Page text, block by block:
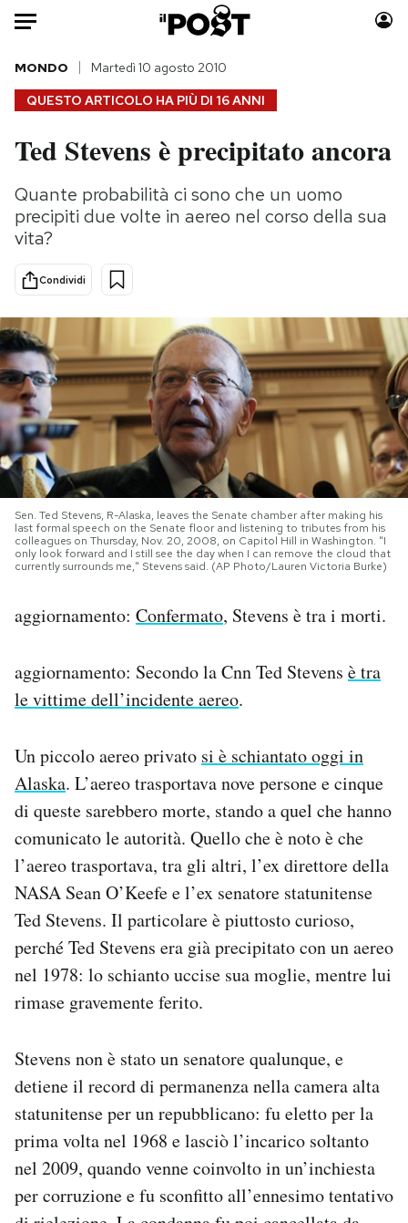
Auto
HOME
Italia
Politica
Scienza
Sport
Moda
Consumismi
Mondiali calcio 2026
PODCAST
I MIEI PREFERITI
SHOP
CALENDARIO
Area Personale
Newsletter
Notifiche mobile
Hai bisogno di aiuto?
Esci
QUESTO ARTICOLO HA PIÙ DI 16 ANNI
MONDO Martedì 10 agosto 2010
Ted Stevens è precipitato ancora
Quante probabilità ci sono che un uomo
precipiti due volte in aereo nel corso della sua
vita?
Condividi
Sen. Ted Stevens, R-Alaska, leaves the Senate chamber after making his
last formal speech on the Senate floor and listening to tributes from his
colleagues on Thursday, Nov. 20, 2008, on Capitol Hill in Washington. "I
only look forward and I still see the day when I can remove the cloud that
currently surrounds me," Stevens said. (AP Photo/Lauren Victoria Burke)
aggiornamento: Confermato, Stevens è tra i morti.
aggiornamento: Secondo la Cnn Ted Stevens è tra
le vittime dell’incidente aereo.
Un piccolo aereo privato si è schiantato oggi in
Alaska. L’aereo trasportava nove persone e cinque
di queste sarebbero morte, stando a quel che hanno
comunicato le autorità. Quello che è noto è che
l’aereo trasportava, tra gli altri, l’ex direttore della
NASA Sean O’Keefe e l’ex senatore statunitense
Ted Stevens. Il particolare è piuttosto curioso,
perché Ted Stevens era già precipitato con un aereo
nel 1978: lo schianto uccise sua moglie, mentre lui
rimase gravemente ferito.
Stevens non è stato un senatore qualunque, e
detiene il record di permanenza nella camera alta
statunitense per un repubblicano: fu eletto per la
prima volta nel 1968 e lasciò l’incarico soltanto
nel 2009, quando venne coinvolto in un’inchiesta
per corruzione e fu sconfitto all’ennesimo tentativo